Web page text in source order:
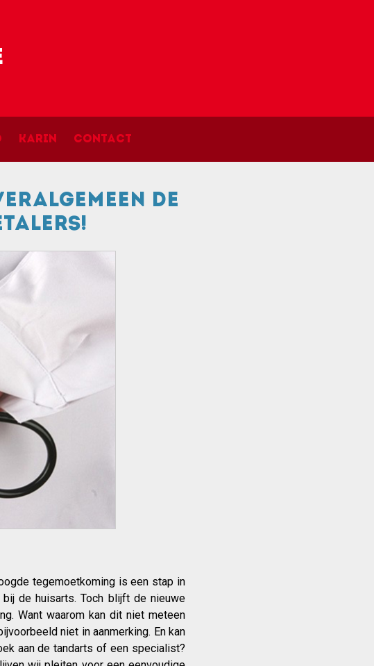
Karin Contact
de
tegemoetkoming is een stap in
de huisarts. Toch blijft de nieuwe
Want waarom kan dit niet meteen
niet in aanmerking. En kan
aan de tandarts of een specialist?